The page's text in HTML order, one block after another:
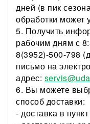
дней (в пик
обработки может
5. Получить
рабочим дням с
8(3952)-500-798
письмо на
адрес:
6. Вы можете
способ доставки:
- доставка в